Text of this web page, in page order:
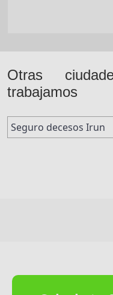
Otras
trabajamos
Seguro decesos Irun